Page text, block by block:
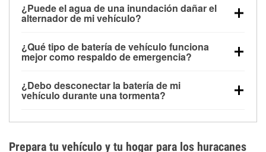
alimentar pequeños accesorios durante un tiempo
limitado, pero el uso repetido sin conducir el vehículo
contar con un equipo de carga de respaldo para
cortes prolongados.
¿Puede el agua de una inundación dañar el
alternador de mi vehículo?
parte baja del compartimento del motor y pueden
dañarse si se sumergen, lo que puede provocar una
días después de la exposición.
¿Qué tipo de batería de vehículo funciona
mejor como respaldo de emergencia?
para aplicaciones de ciclo profundo porque son
selladas, resistentes a las vibraciones y más
¿Debo desconectar la batería de mi
vehículo durante una tormenta?
los daños por inundación. Evitar el agua estancada y
Prepara tu vehículo y tu hogar para los huracanes